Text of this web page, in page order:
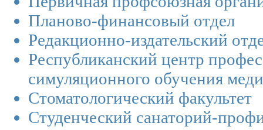
Планово-финансовый отдел
Редакционно-издательский
Республиканский центр
симуляционного обучения
Стоматологический факультет
Студенческий санаторий-